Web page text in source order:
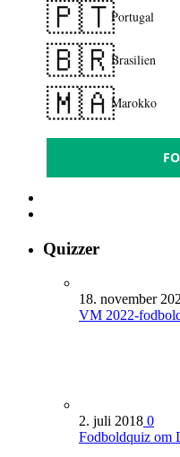
🇵🇹Portugal
🇧🇷Brasilien
🇲🇦Marokko
Quizzer
18. november
VM 2022-
2. juli 2018 0
Fodboldquiz om